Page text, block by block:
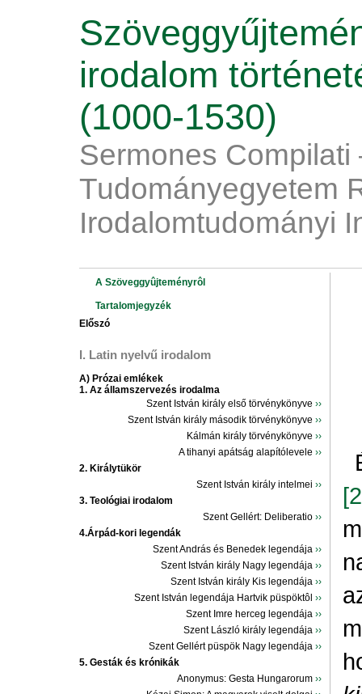
irodalom
(1000-1530)
Sermones
Tudományegyetem
Irodalomtudományi
A Szöveggyûjteményrôl
Tartalomjegyzék
Előszó
I. Latin nyelvű irodalom
A) Prózai emlékek
1. Az államszervezés irodalma
Szent István király első törvénykönyve ››
Szent István király második törvénykönyve ››
Kálmán király törvénykönyve ››
A tihanyi apátság alapítólevele ››
2. Királytükör
Szent István király intelmei ››
3. Teológiai irodalom
Szent Gellért: Deliberatio ››
4.Árpád-kori legendák
Szent András és Benedek legendája ››
Szent István király Nagy legendája ››
Szent István király Kis legendája ››
Szent István legendája Hartvik püspöktôl ››
Szent Imre herceg legendája ››
Szent László király legendája ››
Szent Gellért püspök Nagy legendája ››
5. Gesták és krónikák
Anonymus: Gesta Hungarorum ››